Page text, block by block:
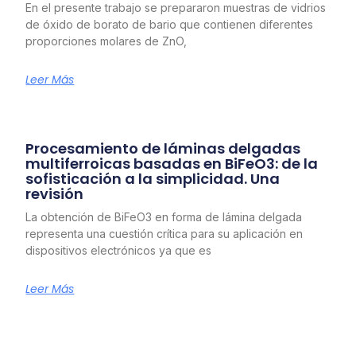
En el presente trabajo se prepararon muestras de vidrios
de óxido de borato de bario que contienen diferentes
proporciones molares de ZnO,
Leer Más
Procesamiento de láminas delgadas
multiferroicas basadas en BiFeO3: de la
sofisticación a la simplicidad. Una
revisión
La obtención de BiFeO3 en forma de lámina delgada
representa una cuestión crítica para su aplicación en
dispositivos electrónicos ya que es
Leer Más